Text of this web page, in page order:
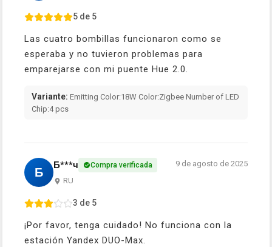
5 de 5
Las cuatro bombillas funcionaron como se
esperaba y no tuvieron problemas para
emparejarse con mi puente Hue 2.0.
Variante: Emitting Color:18W Color:Zigbee Number of LED
Chip:4 pcs
Б Б***ч Compra verificada
RU
9 de agosto de 2025
3 de 5
¡Por favor, tenga cuidado! No funciona con la
estación Yandex DUO-Max.